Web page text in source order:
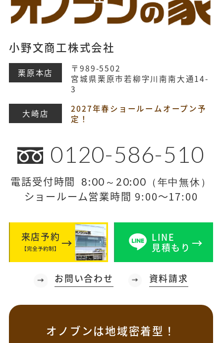
小野文商工株式会社
栗原本店
〒989-5502
宮城県栗原市若柳字川南南大通14-
3
大崎店
2027年春ショールームオープン予
定！
0120-586-510
電話受付時間 8:00～20:00（年中無休）
ショールーム営業時間 9:00～17:00
来店予約
【完全予約制】
LINE
見積もり
お問い合わせ 資料請求
オノブンは地域密着型！